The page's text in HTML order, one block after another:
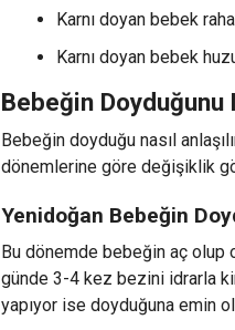
Karnı doyan bebek
Karnı doyan bebek
Bebeğin Doyduğunu
Bebeğin doyduğu nasıl
dönemlerine göre değişiklik
Yenidoğan Bebeğin
Bu dönemde bebeğin aç olup
günde 3-4 kez bezini idrarla
yapıyor ise doyduğuna emin